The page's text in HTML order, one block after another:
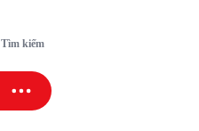
Tìm kiếm
SAO SPORT